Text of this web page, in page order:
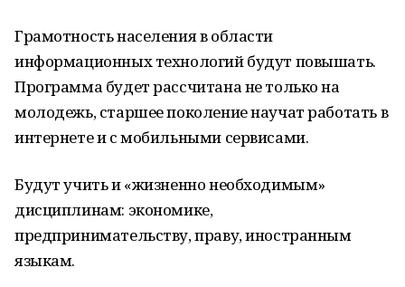
Грамотность населения в области
информационных технологий будут повышать.
Программа будет рассчитана не только на
молодежь, старшее поколение научат работать в
интернете и с мобильными сервисами.
Будут учить и «жизненно необходимым»
дисциплинам: экономике,
предпринимательству, праву, иностранным
языкам.